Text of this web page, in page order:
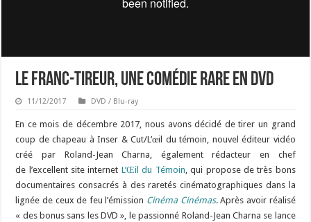
Le Franc-tireur, une comédie rare en DVD
11/12/2017 DVD / Blu-ray
En ce mois de décembre 2017, nous avons décidé de tirer un grand
coup de chapeau à Inser & Cut/L’œil du témoin, nouvel éditeur vidéo
créé par Roland-Jean Charna, également rédacteur en chef
de l’excellent site internet L’Œil du Témoin, qui propose de très bons
documentaires consacrés à des raretés cinématographiques dans la
lignée de ceux de feu l’émission Cinéma Cinémas. Après avoir réalisé
« des bonus sans les DVD », le passionné Roland-Jean Charna se lance